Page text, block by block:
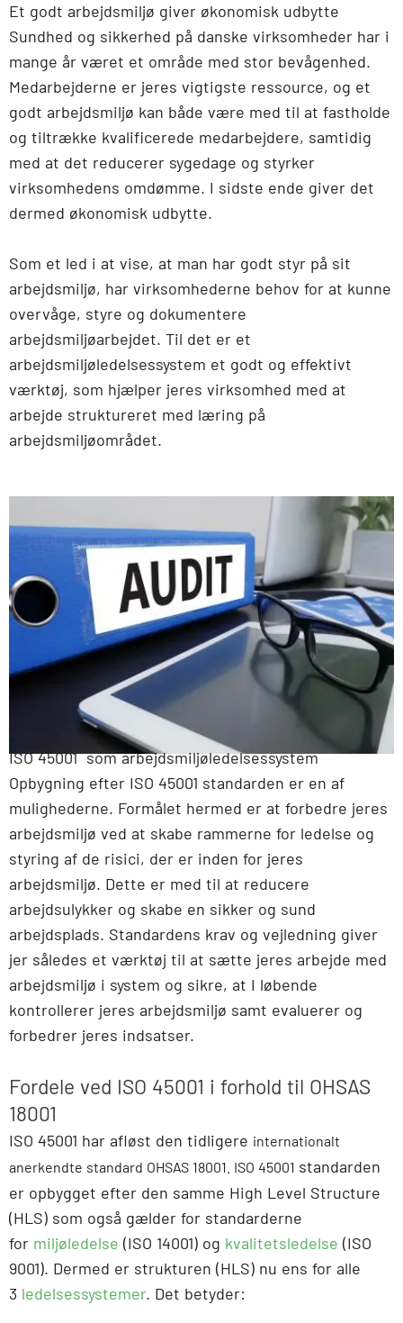
Et godt arbejdsmiljø giver økonomisk udbytte
Sundhed og sikkerhed på danske virksomheder har i
mange år været et område med stor bevågenhed.
Medarbejderne er jeres vigtigste ressource, og et
godt arbejdsmiljø kan både være med til at fastholde
og tiltrække kvalificerede medarbejdere, samtidig
med at det reducerer sygedage og styrker
virksomhedens omdømme. I sidste ende giver det
dermed økonomisk udbytte.
Som et led i at vise, at man har godt styr på sit
arbejdsmiljø, har virksomhederne behov for at kunne
overvåge, styre og dokumentere
arbejdsmiljøarbejdet. Til det er et
arbejdsmiljøledelsessystem et godt og effektivt
værktøj, som hjælper jeres virksomhed med at
arbejde struktureret med læring på
arbejdsmiljøområdet.
ISO 45001 som arbejdsmiljøledelsessystem
Opbygning efter ISO 45001 standarden er en af
mulighederne. Formålet hermed er at forbedre jeres
arbejdsmiljø ved at skabe rammerne for ledelse og
styring af de risici, der er inden for jeres
arbejdsmiljø. Dette er med til at reducere
arbejdsulykker og skabe en sikker og sund
arbejdsplads. Standardens krav og vejledning giver
jer således et værktøj til at sætte jeres arbejde med
arbejdsmiljø i system og sikre, at I løbende
kontrollerer jeres arbejdsmiljø samt evaluerer og
forbedrer jeres indsatser.
Fordele ved ISO 45001 i forhold til OHSAS
18001
ISO 45001 har afløst den tidligere internationalt
anerkendte standard OHSAS 18001. ISO 45001 standarden
er opbygget efter den samme High Level Structure
(HLS) som også gælder for standarderne
for miljøledelse (ISO 14001) og kvalitetsledelse (ISO
9001). Dermed er strukturen (HLS) nu ens for alle
3 ledelsessystemer. Det betyder: